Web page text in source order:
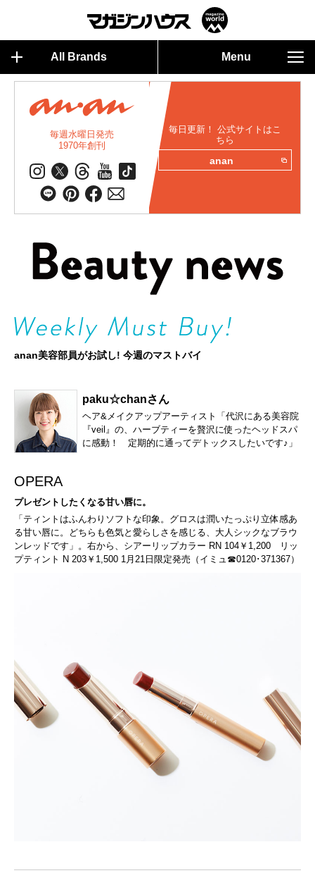
All Brands Menu
毎週水曜日発売
1970年創刊
毎日更新！ 公式サイトはこ
ちら
anan
anan美容部員がお試し! 今週のマストバイ
paku☆chanさん
ヘア&メイクアップアーティスト「代沢にある美容院
『veil』の、ハーブティーを贅沢に使ったヘッドスパ
に感動！ 定期的に通ってデトックスしたいです♪」
OPERA
プレゼントしたくなる甘い唇に。
「ティントはふんわりソフトな印象。グロスは潤いたっぷり立体感あ
る甘い唇に。どちらも色気と愛らしさを感じる、大人シックなブラウ
ンレッドです」。右から、シアーリップカラー RN 104￥1,200 リッ
プティント N 203￥1,500 1月21日限定発売（イミュ☎0120･371367）